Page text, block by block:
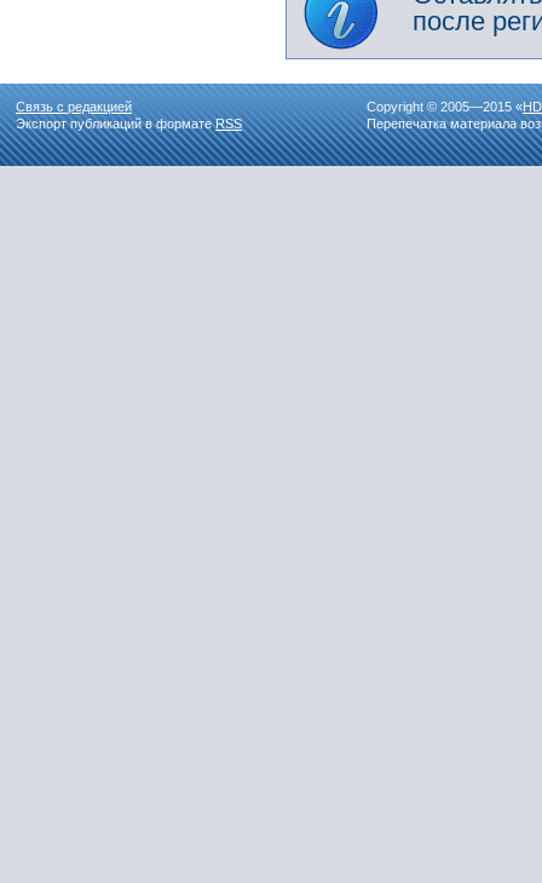
после
Связь с редакцией
Экспорт публикаций в форматеRSS
Copyright © 2005—2015 «
Перепечатка материала